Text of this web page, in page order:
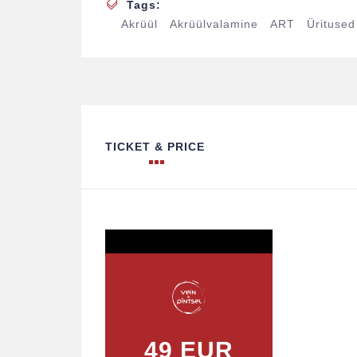
Tags:
Akrüül
Akrüülvalamine ART Üritused
TICKET & PRICE
49 EUR